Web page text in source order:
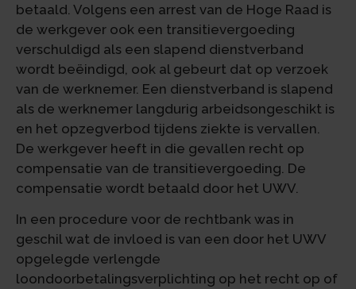
betaald. Volgens een arrest van de Hoge Raad is
de werkgever ook een transitievergoeding
verschuldigd als een slapend dienstverband
wordt beëindigd, ook al gebeurt dat op verzoek
van de werknemer. Een dienstverband is slapend
als de werknemer langdurig arbeidsongeschikt is
en het opzegverbod tijdens ziekte is vervallen.
De werkgever heeft in die gevallen recht op
compensatie van de transitievergoeding. De
compensatie wordt betaald door het UWV.
In een procedure voor de rechtbank was in
geschil wat de invloed is van een door het UWV
opgelegde verlengde
loondoorbetalingsverplichting op het recht op of